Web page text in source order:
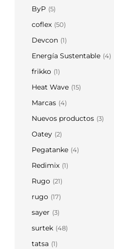
ByP (5)
coflex (50)
Devcon (1)
Energía Sustentable (4)
frikko (1)
Heat Wave (15)
Marcas (4)
Nuevos productos (3)
Oatey (2)
Pegatanke (4)
Redimix (1)
Rugo (21)
rugo (17)
sayer (3)
surtek (48)
tatsa (1)